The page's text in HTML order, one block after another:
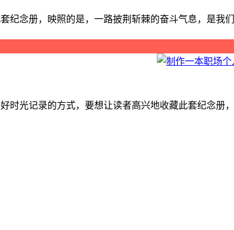
念册，映照的是，一路披荆斩棘的奋斗气息，是我
光记录的方式，要想让读者高兴地收藏此套纪念册